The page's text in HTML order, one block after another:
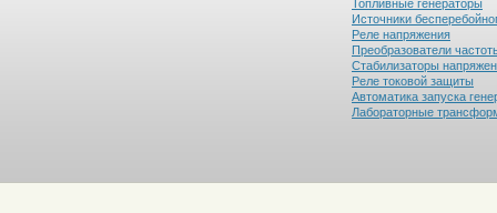
Топливные генераторы
Источники
Реле напряжения
Преобразователи
Стабилизаторы
Реле токовой защиты
Автоматика запуска
Лабораторные